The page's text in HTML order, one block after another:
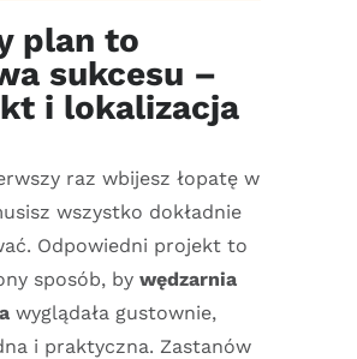
plan to
sukcesu –
i lokalizacja
raz wbijesz łopatę w
wszystko dokładnie
Odpowiedni projekt to
sposób, by wędzarnia
wyglądała gustownie,
i praktyczna. Zastanów